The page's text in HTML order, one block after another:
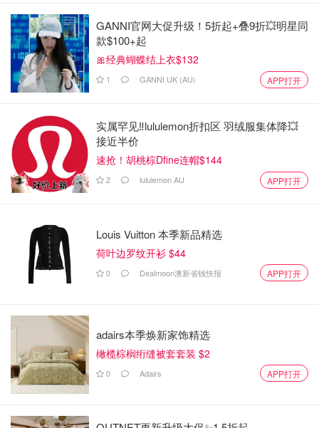
GANNI官网大促升级！5折起+叠9折💥明星同
款$100+起
🎀经典蝴蝶结上衣$132
1 GANNI UK (AU) APP打开
实属罕见‼️lululemon折扣区 羽绒服集体降💥
接近半价
速抢！胡桃棕Dfine连帽$144
2 lululemon AU APP打开
Louis Vuitton 本季新品精选
荷叶边罗纹开衫 $44
0 Dealmoon澳新省钱快报 APP打开
adairs本季焕新家饰精选
橄榄棕榈绗缝被套套装 $2
0 Adairs APP打开